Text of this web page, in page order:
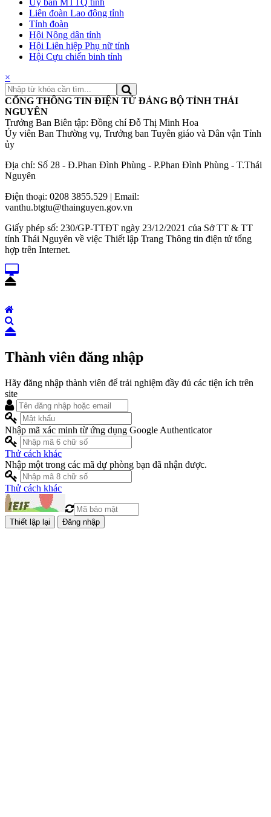
Ủy ban MTTQ tỉnh
Liên đoàn Lao động tỉnh
Tỉnh đoàn
Hội Nông dân tỉnh
Hội Liên hiệp Phụ nữ tỉnh
Hội Cựu chiến binh tỉnh
×
CỔNG THÔNG TIN ĐIỆN TỬ ĐẢNG BỘ TỈNH THÁI
NGUYÊN
Trưởng Ban Biên tập: Đồng chí Đỗ Thị Minh Hoa
Ủy viên Ban Thường vụ, Trưởng ban Tuyên giáo và Dân vận Tỉnh
ủy
Địa chỉ: Số 28 - Đ.Phan Đình Phùng - P.Phan Đình Phùng - T.Thái
Nguyên
Điện thoại: 0208 3855.529 | Email:
vanthu.btgtu@thainguyen.gov.vn
Giấy phép số: 230/GP-TTĐT ngày 23/12/2021 của Sở TT & TT
tỉnh Thái Nguyên về việc Thiết lập Trang Thông tin điện tử tổng
hợp trên Internet.
Thành viên đăng nhập
Hãy đăng nhập thành viên để trải nghiệm đầy đủ các tiện ích trên
site
Nhập mã xác minh từ ứng dụng Google Authenticator
Thử cách khác
Nhập một trong các mã dự phòng bạn đã nhận được.
Thử cách khác
Đăng nhập